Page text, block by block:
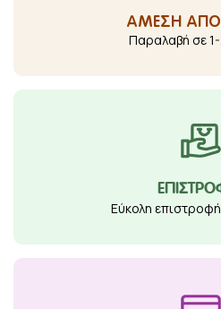
ΑΜΕΣΗ
Παραλαβή σε
Εύκολη